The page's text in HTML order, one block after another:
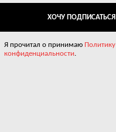
ХОЧУ ПОДПИСАТЬСЯ
Я прочитал о принимаю Политику
конфиденциальности.